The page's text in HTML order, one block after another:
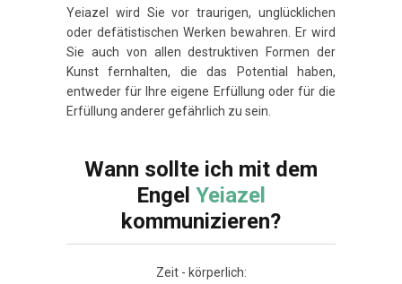
Yeiazel wird Sie vor traurigen, unglücklichen
oder defätistischen Werken bewahren. Er wird
Sie auch von allen destruktiven Formen der
Kunst fernhalten, die das Potential haben,
entweder für Ihre eigene Erfüllung oder für die
Erfüllung anderer gefährlich zu sein.
Wann sollte ich mit dem
Engel Yeiazel
kommunizieren?
Zeit - körperlich: